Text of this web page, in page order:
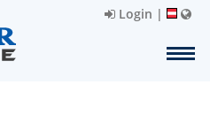
Login |